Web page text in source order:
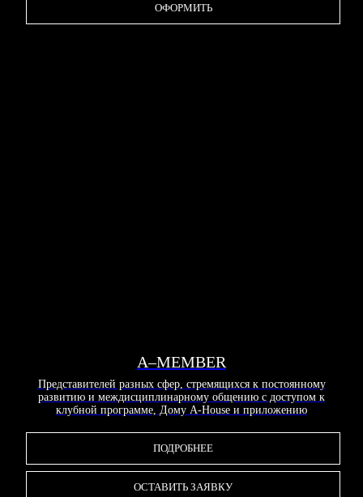
ОФОРМИТЬ
A–MEMBER
Представителей разных сфер, стремящихся к постоянному
развитию и междисциплинарному общению с доступом к
клубной программе, Дому A-House и приложению
ПОДРОБНЕЕ
ОСТАВИТЬ ЗАЯВКУ